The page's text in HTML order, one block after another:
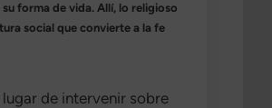
forma de vida. Allí, lo religioso
social que convierte a la fe
de intervenir sobre